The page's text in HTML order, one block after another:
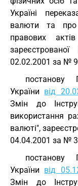
Україні
валюти та про
правових
02.02.2001 за №
постанову
України від
Змін до
використання
валюті",
04.04.2001 за №
постанову
України від
Змін до